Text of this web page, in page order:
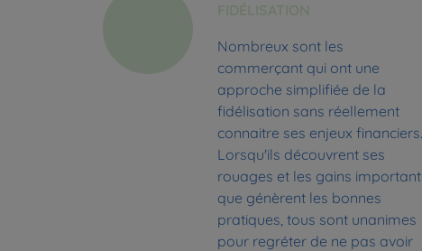
Nombreux sont les
commerçant qui ont une
approche simplifiée de la
fidélisation sans réellement
connaitre ses enjeux financiers.
Lorsqu'ils découvrent ses
rouages et les gains important
que génèrent les bonnes
pratiques, tous sont unanimes
pour regréter de ne pas avoir